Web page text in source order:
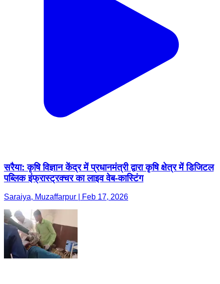
सरैया: कृषि विज्ञान केंद्र में प्रधानमंत्री द्वारा कृषि क्षेत्र में डिजिटल
पब्लिक इंफ्रास्ट्रक्चर का लाइव वेब-कास्टिंग
Saraiya, Muzaffarpur | Feb 17, 2026